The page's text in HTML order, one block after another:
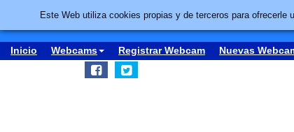
Inicio Webcams Registrar Webcam Nuevas
Este Web utiliza cookies propias y de terceros para